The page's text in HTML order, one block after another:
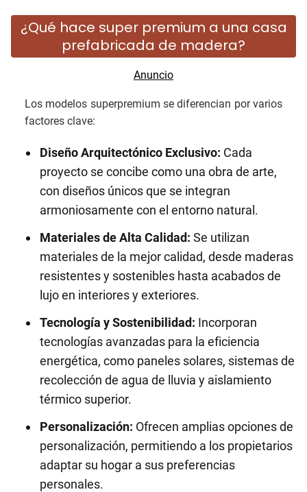
¿Qué hace super premium a una casa
prefabricada de madera?
Los modelos superpremium se diferencian por varios
factores clave:
Diseño Arquitectónico Exclusivo: Cada
proyecto se concibe como una obra de arte,
con diseños únicos que se integran
armoniosamente con el entorno natural.
Materiales de Alta Calidad: Se utilizan
materiales de la mejor calidad, desde maderas
resistentes y sostenibles hasta acabados de
lujo en interiores y exteriores.
Tecnología y Sostenibilidad: Incorporan
tecnologías avanzadas para la eficiencia
energética, como paneles solares, sistemas de
recolección de agua de lluvia y aislamiento
térmico superior.
Personalización: Ofrecen amplias opciones de
personalización, permitiendo a los propietarios
adaptar su hogar a sus preferencias
personales.